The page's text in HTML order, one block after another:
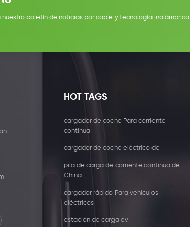
nuestro boletín de noticias por cable y tecnología inalámbrica
HOT TAGS
cargador de coche Para corriente
continua
cargador de coche eléctrico dc
pila de carga de corriente continua de
China
cargador rápido Para vehículos
eléctricos
estación de carga ev